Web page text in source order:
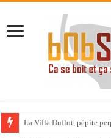
La Villa Duflot, pépite